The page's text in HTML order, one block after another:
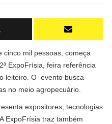
cinco mil pessoas, começa
ExpoFrísia, feira referência
leiteiro. O evento busca
no meio agropecuário.
expositores, tecnologias
ExpoFrísia traz também